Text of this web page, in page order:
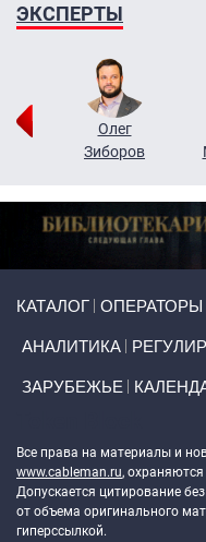
ЭКСПЕРТЫ
Олег
Зиборов
КАТАЛОГ ОПЕРАТОРЫ
АНАЛИТИКА
ЗАРУБЕЖЬЕ
Все права на материалы и
www.cableman.ru,
Допускается цитирование
от объема оригинального
гиперссылкой.